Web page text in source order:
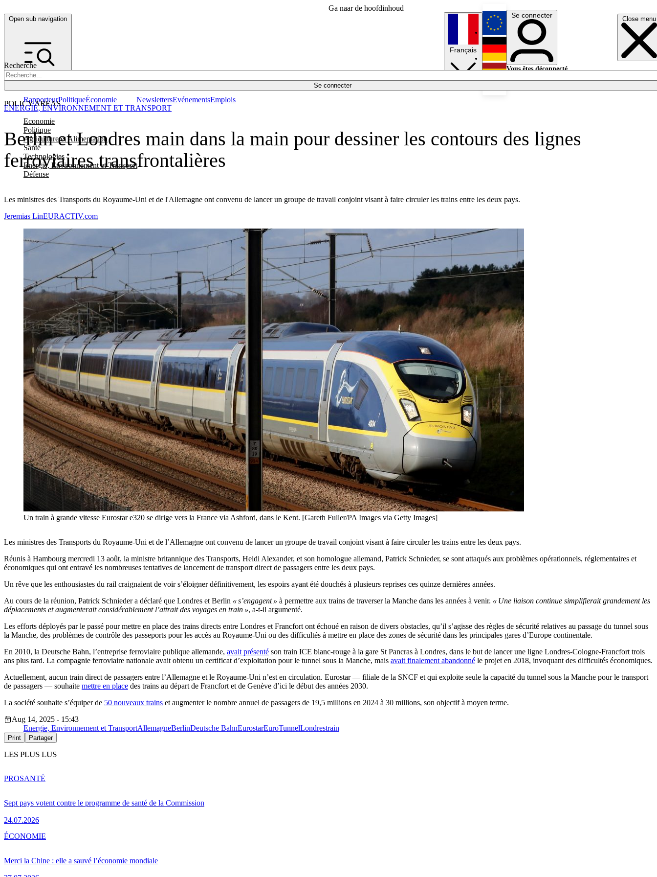
Ga naar de hoofdinhoud
Open sub navigation Close menu
Recherche
Se connecter
POLICY AREAS
Economie
Politique
Agriculture et Alimentation
Santé
Technologies
Energie, Environnement et Transport
Défense
RapporteurPolitiqueÉconomie NewslettersEvénementsEmplois
Français
English
Deutsch
Se connecter
Vous êtes déconnecté.
Berlin et Londres main dans la main pour dessiner les contours des lignes
ferroviaires transfrontalières
Les ministres des Transports du Royaume-Uni et de l'Allemagne ont convenu de lancer un groupe de travail conjoint visant à faire circuler les trains entre les deux pays.
ENERGIE, ENVIRONNEMENT ET TRANSPORT
Jeremias LinEURACTIV.com
Un train à grande vitesse Eurostar e320 se dirige vers la France via Ashford, dans le Kent. [Gareth Fuller/PA Images via Getty Images]
Les ministres des Transports du Royaume-Uni et de l’Allemagne ont convenu de lancer un groupe de travail conjoint visant à faire circuler les trains entre les deux pays.
Réunis à Hambourg mercredi 13 août, la ministre britannique des Transports, Heidi Alexander, et son homologue allemand, Patrick Schnieder, se sont attaqués aux problèmes opérationnels, réglementaires et
économiques qui ont entravé les nombreuses tentatives de lancement de transport direct de passagers entre les deux pays.
Un rêve que les enthousiastes du rail craignaient de voir s’éloigner définitivement, les espoirs ayant été douchés à plusieurs reprises ces quinze dernières années.
Au cours de la réunion, Patrick Schnieder a déclaré que Londres et Berlin « s’engagent » à permettre aux trains de traverser la Manche dans les années à venir. « Une liaison continue simplifierait grandement les
déplacements et augmenterait considérablement l’attrait des voyages en train », a-t-il argumenté.
Les efforts déployés par le passé pour mettre en place des trains directs entre Londres et Francfort ont échoué en raison de divers obstacles, qu’il s’agisse des règles de sécurité relatives au passage du tunnel sous
la Manche, des problèmes de contrôle des passeports pour les accès au Royaume-Uni ou des difficultés à mettre en place des zones de sécurité dans les principales gares d’Europe continentale.
En 2010, la Deutsche Bahn, l’entreprise ferroviaire publique allemande, avait présenté son train ICE blanc-rouge à la gare St Pancras à Londres, dans le but de lancer une ligne Londres-Cologne-Francfort trois
ans plus tard. La compagnie ferroviaire nationale avait obtenu un certificat d’exploitation pour le tunnel sous la Manche, mais avait finalement abandonné le projet en 2018, invoquant des difficultés économiques.
Actuellement, aucun train direct de passagers entre l’Allemagne et le Royaume-Uni n’est en circulation. Eurostar — filiale de la SNCF et qui exploite seule la capacité du tunnel sous la Manche pour le transport
de passagers — souhaite mettre en place des trains au départ de Francfort et de Genève d’ici le début des années 2030.
La société souhaite s’équiper de 50 nouveaux trains et augmenter le nombre annuel de passagers de 19,5 millions en 2024 à 30 millions, son objectif à moyen terme.
Aug 14, 2025 - 15:43
Energie, Environnement et TransportAllemagneBerlinDeutsche BahnEurostarEuroTunnelLondrestrain
Print Partager
LES PLUS LUS
Sept pays votent contre le programme de santé de la Commission
24.07.2026
PROSANTÉ
Merci la Chine : elle a sauvé l’économie mondiale
ÉCONOMIE